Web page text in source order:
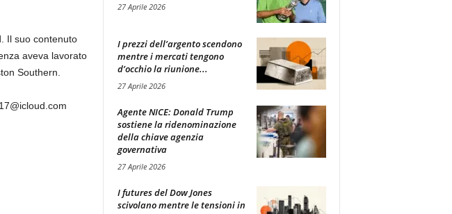
Il suo contenuto
aveva lavorato
Southern.
27 Aprile 2026
I prezzi dell’argento scendono
mentre i mercati tengono
d’occhio la riunione...
27 Aprile 2026
Agente NICE: Donald Trump
sostiene la ridenominazione
della chiave agenzia
governativa
27 Aprile 2026
I futures del Dow Jones
scivolano mentre le tensioni in